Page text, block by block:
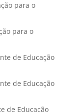
para o
para o
de Educação
de Educação
de Educação